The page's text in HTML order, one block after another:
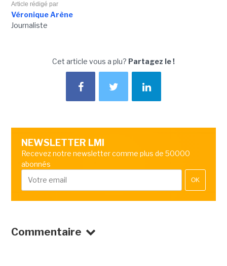
Article rédigé par
Véronique Arène
Journaliste
Cet article vous a plu? Partagez le !
NEWSLETTER LMI
Recevez notre newsletter comme plus de 50000
abonnés
OK
Commentaire